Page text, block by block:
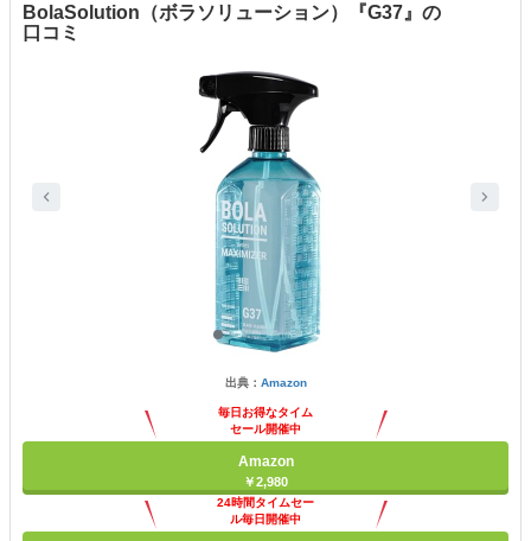
BolaSolution（ボラソリューション）『G37』の
口コミ
出典： Amazon
毎日お得なタイム
セール開催中
Amazon
￥2,980
24時間タイムセー
ル毎日開催中